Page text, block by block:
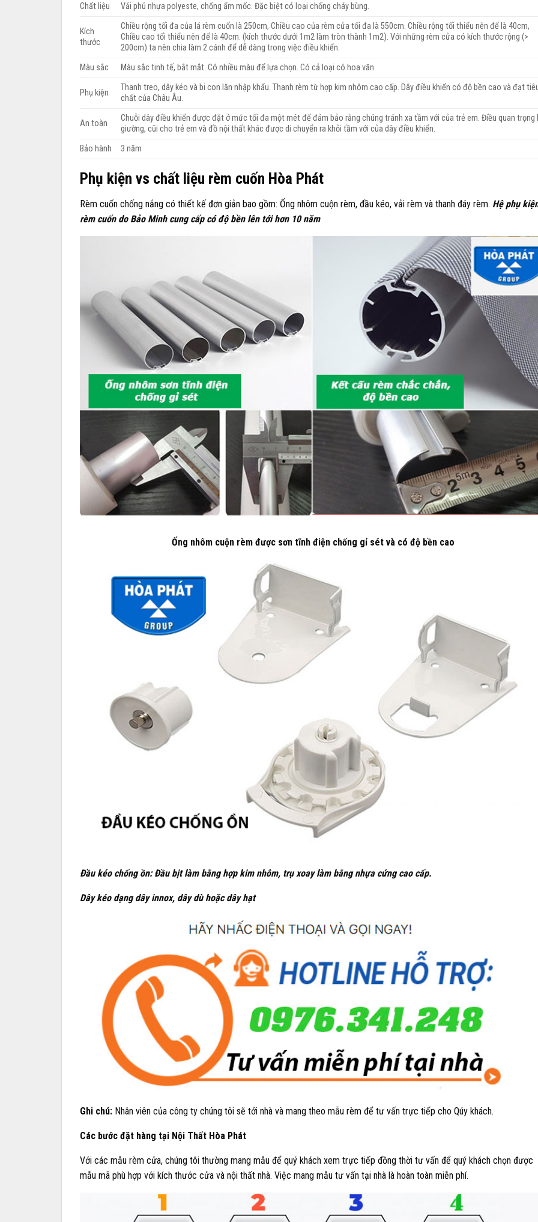
Chất liệu Vải phủ nhựa polyeste, chống ẩm mốc. Đặc biệt có loại chống cháy bùng.
Kích
thước
Chiều rộng tối đa của lá rèm cuốn là 250cm, Chiều cao của rèm cửa tối đa là 550cm. Chiều rộng tối thiểu nên để là 40cm,
Chiều cao tối thiểu nên để là 40cm. (kích thước dưới 1m2 làm tròn thành 1m2). Với những rèm cửa có kích thước rộng (>
200cm) ta nên chia làm 2 cánh để dễ dàng trong việc điều khiển.
Màu sắc
Màu sắc tinh tế, bắt mắt. Có nhiều màu để lựa chọn. Có cả loại có hoa văn
Phụ kiện
Thanh treo, dây kéo và bi con lăn nhập khẩu. Thanh rèm từ hợp kim nhôm cao cấp. Dây điều khiển có độ bền cao và đạt
chất của Châu Âu.
An toàn
Chuỗi dây điều khiển được đặt ở mức tối đa một mét để đảm bảo rằng chúng tránh xa tầm với của trẻ em. Điều quan trọng
giường, cũi cho trẻ em và đồ nội thất khác được di chuyển ra khỏi tầm với của dây điều khiển.
Bảo hành
3 năm
Phụ kiện vs chất liệu rèm cuốn Hòa Phát
Rèm cuốn chống nắng có thiết kế đơn giản bao gồm: Ống nhôm cuộn rèm, đầu kéo, vải rèm và thanh đáy rèm. Hệ phụ
rèm cuốn do Bảo Minh cung cấp có độ bền lên tới hơn 10 năm
Ống nhôm cuộn rèm được sơn tĩnh điện chống gỉ sét và có độ bền cao
Đầu kéo chống ồn: Đầu bịt làm bằng hợp kim nhôm, trụ xoay làm bằng nhựa cứng cao cấp.
Dây kéo dạng dây innox, dây dù hoặc dây hạt
Ghi chú: Nhân viên của công ty chúng tôi sẽ tới nhà và mang theo mẫu rèm để tư vấn trực tiếp cho Qúy khách.
Các bước đặt hàng tại Nội Thất Hòa Phát
Với các mẫu rèm cửa, chúng tôi thường mang mẫu để quý khách xem trực tiếp đồng thời tư vấn để quý khách chọn được
mẫu mã phù hợp với kích thước cửa và nội thất nhà. Việc mang mẫu tư vấn tại nhà là hoàn toàn miễn phí.